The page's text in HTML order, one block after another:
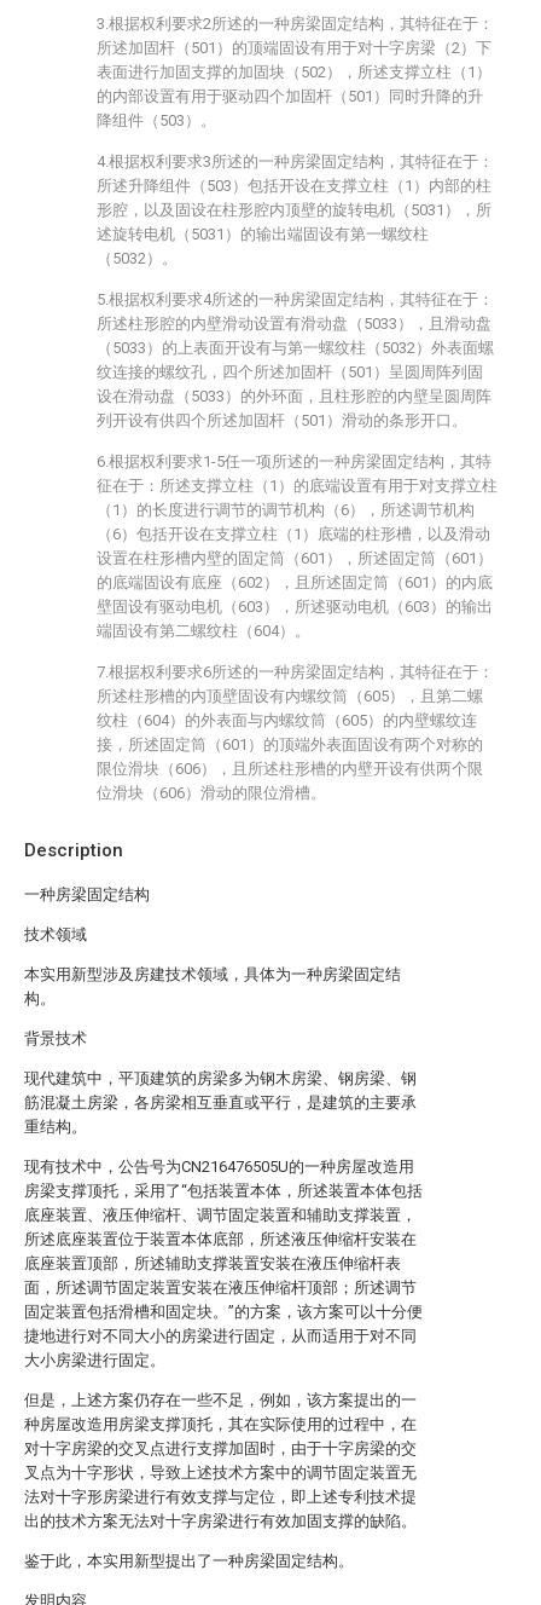
Description
一种房梁固定结构
技术领域
本实用新型涉及房建技术领域，具体为一种房梁固定结
构。
背景技术
现代建筑中，平顶建筑的房梁多为钢木房梁、钢房梁、钢
筋混凝土房梁，各房梁相互垂直或平行，是建筑的主要承
重结构。
现有技术中，公告号为CN216476505U的一种房屋改造用
房梁支撑顶托，采用了“包括装置本体，所述装置本体包括
底座装置、液压伸缩杆、调节固定装置和辅助支撑装置，
所述底座装置位于装置本体底部，所述液压伸缩杆安装在
底座装置顶部，所述辅助支撑装置安装在液压伸缩杆表
面，所述调节固定装置安装在液压伸缩杆顶部；所述调节
固定装置包括滑槽和固定块。”的方案，该方案可以十分便
捷地进行对不同大小的房梁进行固定，从而适用于对不同
大小房梁进行固定。
但是，上述方案仍存在一些不足，例如，该方案提出的一
种房屋改造用房梁支撑顶托，其在实际使用的过程中，在
对十字房梁的交叉点进行支撑加固时，由于十字房梁的交
叉点为十字形状，导致上述技术方案中的调节固定装置无
法对十字形房梁进行有效支撑与定位，即上述专利技术提
出的技术方案无法对十字房梁进行有效加固支撑的缺陷。
鉴于此，本实用新型提出了一种房梁固定结构。
发明内容
3.根据权利要求2所述的一种房梁固定结构，其特征在于：
所述加固杆（501）的顶端固设有用于对十字房梁（2）下
表面进行加固支撑的加固块（502），所述支撑立柱（1）
的内部设置有用于驱动四个加固杆（501）同时升降的升
降组件（503）。
4.根据权利要求3所述的一种房梁固定结构，其特征在于：
所述升降组件（503）包括开设在支撑立柱（1）内部的柱
形腔，以及固设在柱形腔内顶壁的旋转电机（5031），所
述旋转电机（5031）的输出端固设有第一螺纹柱
（5032）。
5.根据权利要求4所述的一种房梁固定结构，其特征在于：
所述柱形腔的内壁滑动设置有滑动盘（5033），且滑动盘
（5033）的上表面开设有与第一螺纹柱（5032）外表面螺
纹连接的螺纹孔，四个所述加固杆（501）呈圆周阵列固
设在滑动盘（5033）的外环面，且柱形腔的内壁呈圆周阵
列开设有供四个所述加固杆（501）滑动的条形开口。
6.根据权利要求1-5任一项所述的一种房梁固定结构，其特
征在于：所述支撑立柱（1）的底端设置有用于对支撑立柱
（1）的长度进行调节的调节机构（6），所述调节机构
（6）包括开设在支撑立柱（1）底端的柱形槽，以及滑动
设置在柱形槽内壁的固定筒（601），所述固定筒（601）
的底端固设有底座（602），且所述固定筒（601）的内底
壁固设有驱动电机（603），所述驱动电机（603）的输出
端固设有第二螺纹柱（604）。
7.根据权利要求6所述的一种房梁固定结构，其特征在于：
所述柱形槽的内顶壁固设有内螺纹筒（605），且第二螺
纹柱（604）的外表面与内螺纹筒（605）的内壁螺纹连
接，所述固定筒（601）的顶端外表面固设有两个对称的
限位滑块（606），且所述柱形槽的内壁开设有供两个限
位滑块（606）滑动的限位滑槽。